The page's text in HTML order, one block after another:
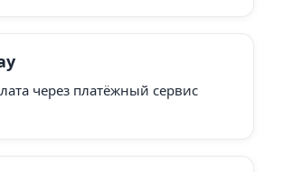
через платёжный сервис